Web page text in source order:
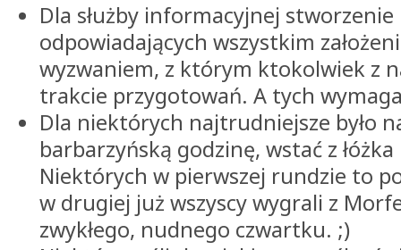
Dla służby informacyjnej stworzenie
odpowiadających wszystkim
wyzwaniem, z którym ktokolwiek z
trakcie przygotowań. A tych
Dla niektórych najtrudniejsze było
barbarzyńską godzinę, wstać z
Niektórych w pierwszej rundzie to
w drugiej już wszyscy wygrali z
zwykłego, nudnego czwartku. ;)